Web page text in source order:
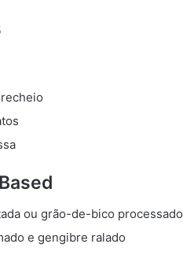
ou grão-de-bico processado
e gengibre ralado